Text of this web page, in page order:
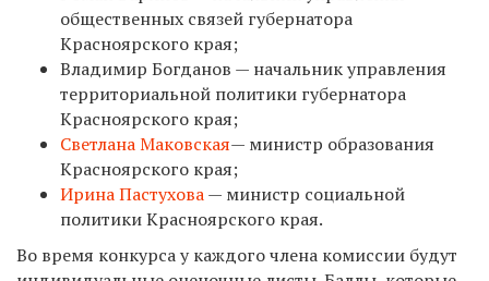
общественных связей губернатора
Красноярского края;
Владимир Богданов — начальник управления
территориальной политики губернатора
Красноярского края;
Светлана Маковская— министр образования
Красноярского края;
Ирина Пастухова— министр социальной
политики Красноярского края.
Во время конкурса у каждого члена комиссии будут